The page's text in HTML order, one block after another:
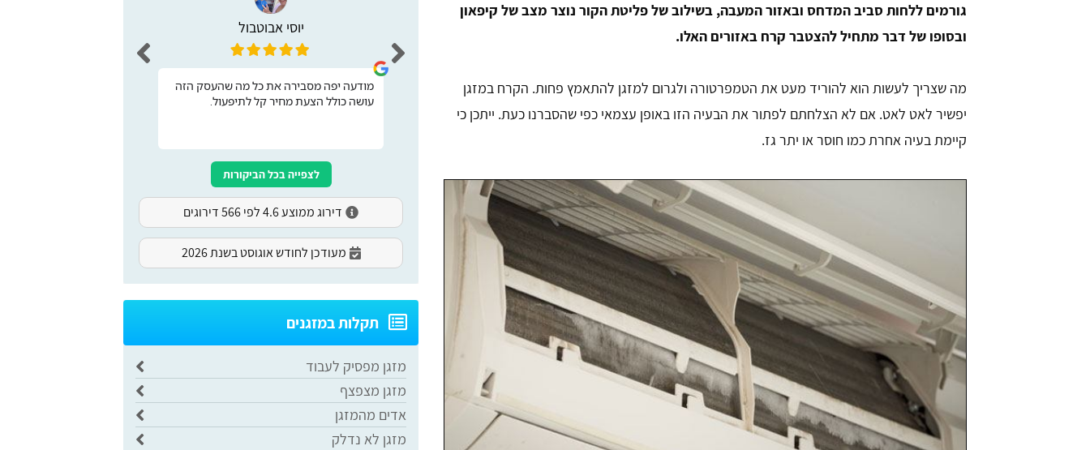
גורמים ללחות סביב המדחס ובאזור המעבה, בשילוב של פליטת הקור נוצר מצב של קיפאון
ובסופו של דבר מתחיל להצטבר קרח באזורים האלו.
מה שצריך לעשות הוא להוריד מעט את הטמפרטורה ולגרום למזגן להתאמץ פחות. הקרח במזגן
יפשיר לאט לאט. אם לא הצלחתם לפתור את הבעיה הזו באופן עצמאי כפי שהסברנו כעת. ייתכן כי
קיימת בעיה אחרת כמו חוסר או יתר גז.
יוסי אבוטבול
מודעה יפה מסבירה את כל מה שהעסק הזה
עושה כולל הצעת מחיר קל לתיפעול.
אתר מאוד נח וידידותי קל לתפעול קיבלתי
yosi ehrlich
קיבלתי שרות מעולה והתקנו אותי במחירי
לצפייה בכל הביקורות
דירוג ממוצע 4.6 לפי 566 דירוגים
מעודכן לחודש אוגוסט בשנת 2026
תקלות במזגנים
מזגן מפסיק לעבוד
מזגן מצפצף
אדים מהמזגן
מזגן לא נדלק